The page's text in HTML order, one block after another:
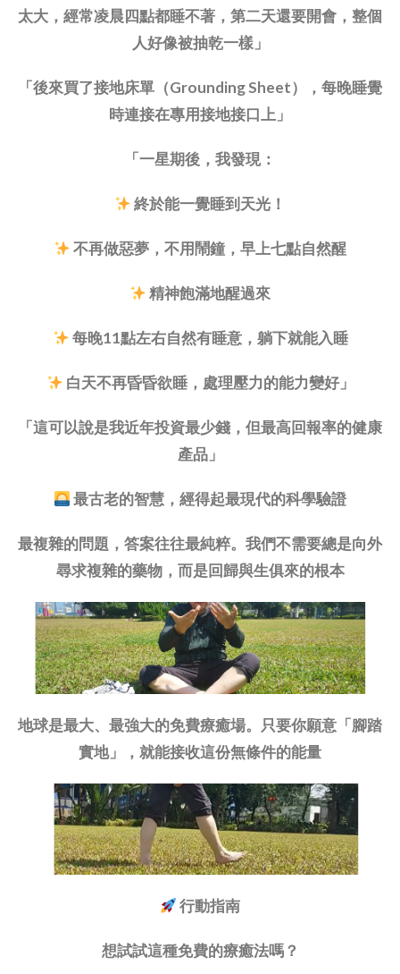
太大，經常凌晨四點都睡不著，第二天還要開會，整個
人好像被抽乾一樣」
「後來買了接地床單（Grounding Sheet），每晚睡覺
時連接在專用接地接口上」
「一星期後，我發現：
終於能一覺睡到天光！
不再做惡夢，不用鬧鐘，早上七點自然醒
精神飽滿地醒過來
每晚11點左右自然有睡意，躺下就能入睡
白天不再昏昏欲睡，處理壓力的能力變好」
「這可以說是我近年投資最少錢，但最高回報率的健康
產品」
最古老的智慧，經得起最現代的科學驗證
最複雜的問題，答案往往最純粹。我們不需要總是向外
尋求複雜的藥物，而是回歸與生俱來的根本
地球是最大、最強大的免費療癒場。只要你願意「腳踏
實地」，就能接收這份無條件的能量
行動指南
想試試這種免費的療癒法嗎？